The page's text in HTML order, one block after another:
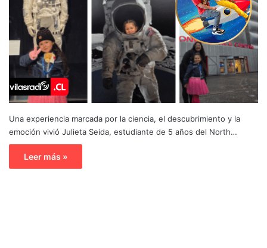
Una experiencia marcada por la ciencia, el descubrimiento y la
emoción vivió Julieta Seida, estudiante de 5 años del North…
Leer más »